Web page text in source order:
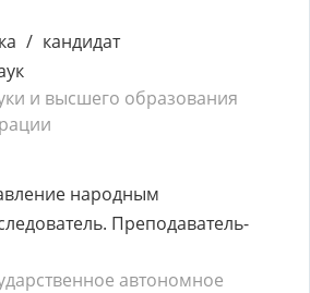
кандидат
и высшего образования
народным
Преподаватель-
автономное